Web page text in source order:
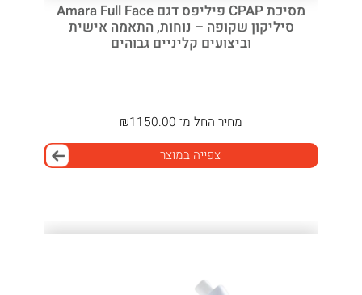
מסיכת CPAP פיליפס דגם Amara Full Face
סיליקון שקופה – נוחות, התאמה אישית
וביצועים קליניים גבוהים
מחיר החל מ־ ₪1150.00
צפייה במוצר